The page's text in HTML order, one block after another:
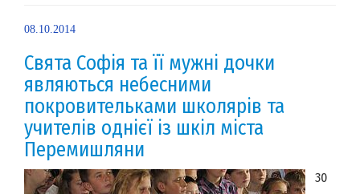
08.10.2014
Свята Софія та її мужні дочки
являються небесними
покровительками школярів та
учителів однієї із шкіл міста
Перемишляни
30